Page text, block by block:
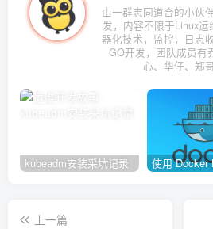
由一群志同道合的小伙
发，内容不限于Linux
器化技术，监控，日志
GO开发，团队成员有
心、华仔、郑
kubeadm安装采坑记录
上一篇